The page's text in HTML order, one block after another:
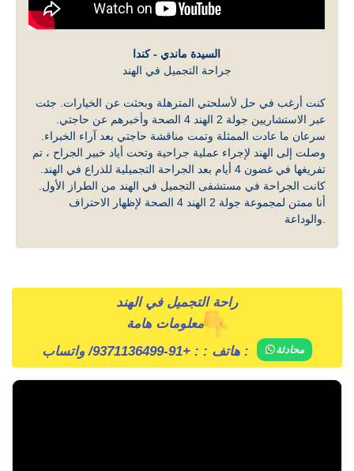
السيدة ماندي - كندا
جراحة التجميل في الهند
كنت أرغب في حل لأسلحتي المترهلة وبحثت عن الخيارات. جئت
عبر الاستشاريين جولة 2 الهند 4 الصحة وأخبرهم عن حاجتي.
سرعان ما عادت الممثلة وتمت مناقشة حاجتي بعد آراء الخبراء.
وصلت إلى الهند لإجراء عملية جراحية وتحت أياد خبير الجراح ، تم
تفريغها في غضون 4 أيام بعد الجراحة التجميلية للذراع في الهند.
كانت الجراحة في مستشفى التجميل في الهند من الطراز الأول.
أنا ممتن لمجموعة جولة 2 الهند 4 الصحة لإظهار الاحتراف
راحة التجميل في الهند
معلومات هامة
هاتف : : +91-9371136499 / واتساب : محادثة